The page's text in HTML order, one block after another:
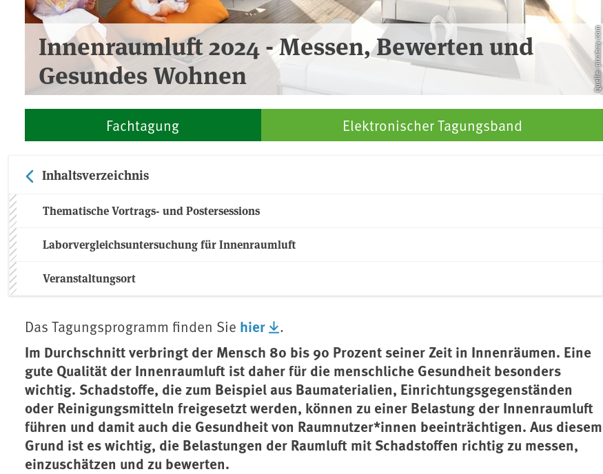
Quelle: pixabay.com
Innenraumluft 2024 - Messen, Bewerten und
Gesundes Wohnen
Fachtagung Elektronischer Tagungsband
Inhaltsverzeichnis
Thematische Vortrags- und Postersessions
Laborvergleichsuntersuchung für Innenraumluft
Veranstaltungsort
Das Tagungsprogramm finden Sie hier .
Im Durchschnitt verbringt der Mensch 80 bis 90 Prozent seiner Zeit in Innenräumen. Eine
gute Qualität der Innenraumluft ist daher für die menschliche Gesundheit besonders
wichtig. Schadstoffe, die zum Beispiel aus Baumaterialien, Einrichtungsgegenständen
oder Reinigungsmitteln freigesetzt werden, können zu einer Belastung der Innenraumluft
führen und damit auch die Gesundheit von Raumnutzer*innen beeinträchtigen. Aus diesem
Grund ist es wichtig, die Belastungen der Raumluft mit Schadstoffen richtig zu messen,
einzuschätzen und zu bewerten.